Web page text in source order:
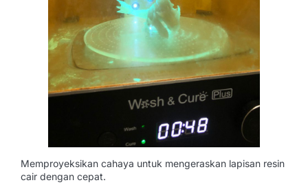
Memproyeksikan cahaya untuk mengeraskan lapisan resin
cair dengan cepat.